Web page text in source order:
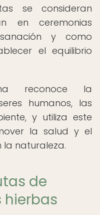
se consideran
en ceremonias
y como
el equilibrio
reconoce la
humanos, las
y utiliza este
la salud y el
la naturaleza.
de
hierbas